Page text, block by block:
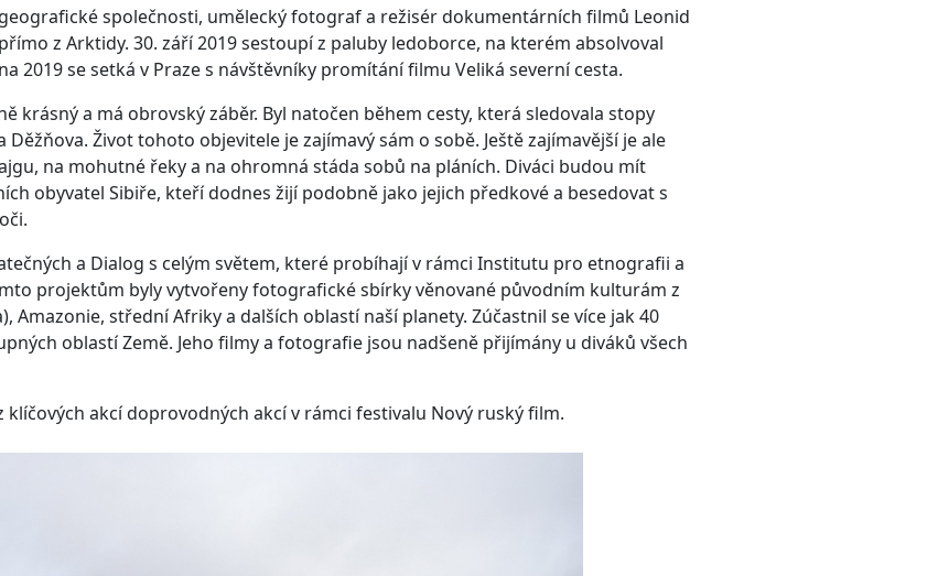
společnosti, umělecký fotograf a režisér dokumentárních filmů Leonid
z Arktidy. 30. září 2019 sestoupí z paluby ledoborce, na kterém absolvoval
2019 se setká v Praze s návštěvníky promítání filmu Veliká severní cesta.
krásný a má obrovský záběr. Byl natočen během cesty, která sledovala stopy
Život tohoto objevitele je zajímavý sám o sobě. Ještě zajímavější je ale
na mohutné řeky a na ohromná stáda sobů na pláních. Diváci budou mít
obyvatel Sibiře, kteří dodnes žijí podobně jako jejich předkové a besedovat s
a Dialog s celým světem, které probíhají v rámci Institutu pro etnografii a
projektům byly vytvořeny fotografické sbírky věnované původním kulturám z
Amazonie, střední Afriky a dalších oblastí naší planety. Zúčastnil se více jak 40
oblastí Země. Jeho filmy a fotografie jsou nadšeně přijímány u diváků všech
klíčových akcí doprovodných akcí v rámci festivalu Nový ruský film.